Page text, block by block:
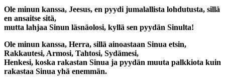
Ole minun kanssa, Jeesus, en pyydi jumalallista lohdutusta, sillä
en ansaitse sitä,
mutta lahjaa Sinun läsnäolosi, kyllä sen pyydän Sinulta!
Ole minun kanssa, Herra, sillä ainoastaan Sinua etsin,
Rakkautesi, Armosi, Tahtosi, Sydämesi,
Henkesi, koska rakastan Sinua ja pyydän muuta palkkiota kuin
rakastaa Sinua yhä enemmän.